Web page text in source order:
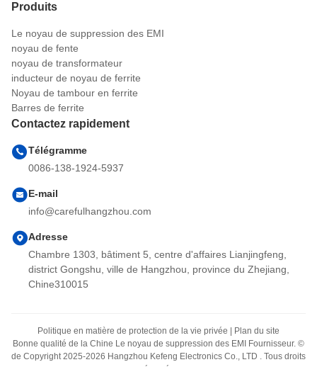
Produits
Le noyau de suppression des EMI
noyau de fente
noyau de transformateur
inducteur de noyau de ferrite
Noyau de tambour en ferrite
Barres de ferrite
Contactez rapidement
Télégramme
0086-138-1924-5937
E-mail
info@carefulhangzhou.com
Adresse
Chambre 1303, bâtiment 5, centre d'affaires Lianjingfeng,
district Gongshu, ville de Hangzhou, province du Zhejiang,
Chine310015
Politique en matière de protection de la vie privée
Plan du site
Bonne qualité de la Chine Le noyau de suppression des EMI Fournisseur. ©
de Copyright 2025-2026 Hangzhou Kefeng Electronics Co., LTD . Tous droits